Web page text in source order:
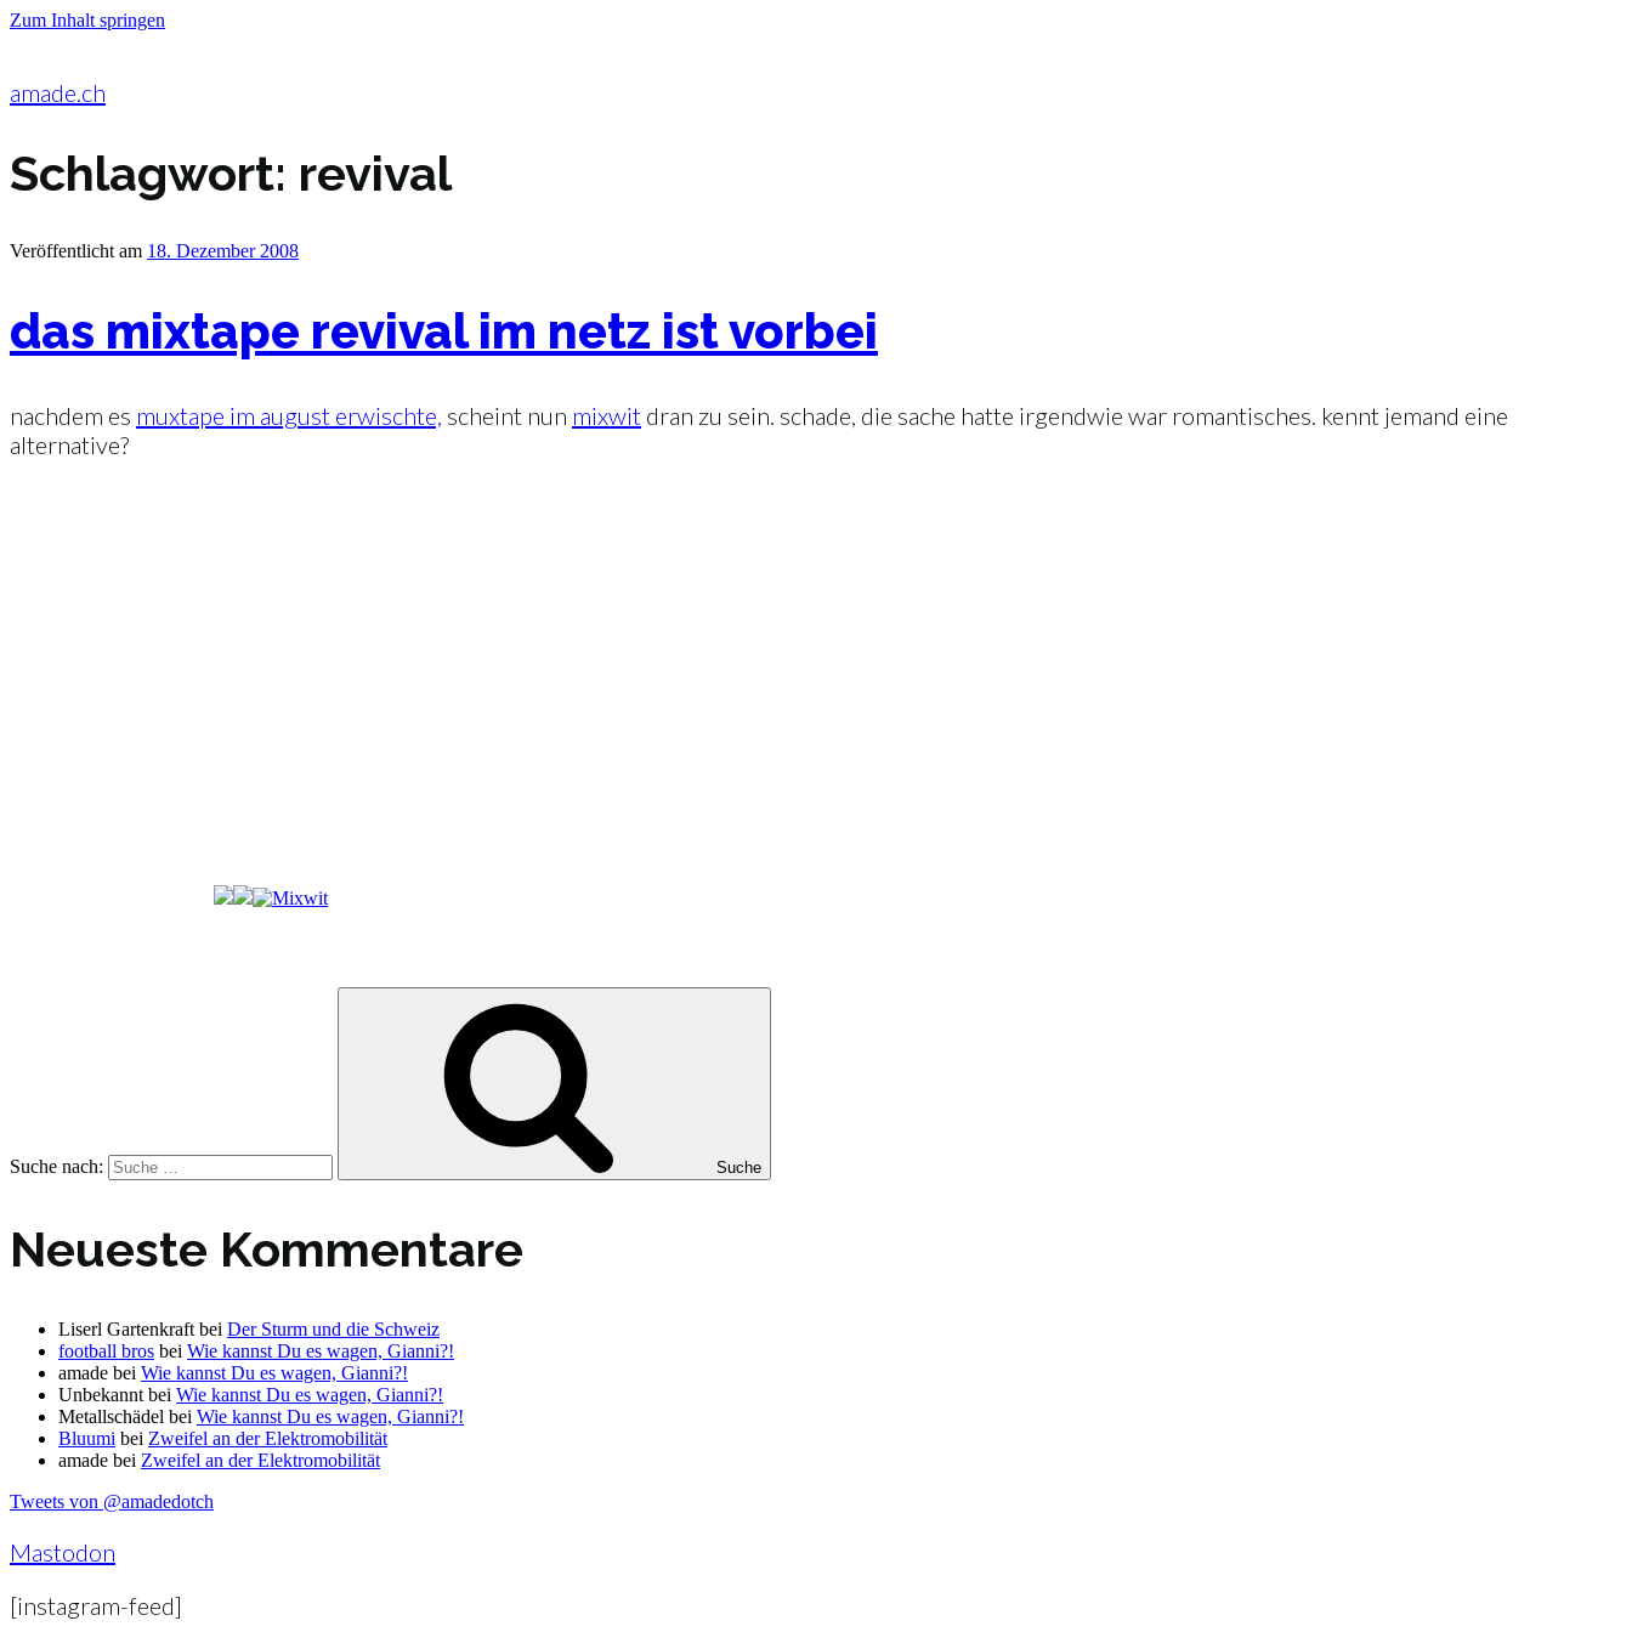
Zum Inhalt springen
amade.ch
Schlagwort: revival
Veröffentlicht am 18. Dezember 2008
das mixtape revival im netz ist vorbei
nachdem es muxtape im august erwischte, scheint nun mixwit dran zu sein. schade, die sache hatte irgendwie war romantisches. kennt jemand eine
alternative?
Suche nach: Suche
Neueste Kommentare
Liserl Gartenkraft bei Der Sturm und die Schweiz
football bros bei Wie kannst Du es wagen, Gianni?!
amade bei Wie kannst Du es wagen, Gianni?!
Unbekannt bei Wie kannst Du es wagen, Gianni?!
Metallschädel bei Wie kannst Du es wagen, Gianni?!
Bluumi bei Zweifel an der Elektromobilität
amade bei Zweifel an der Elektromobilität
Tweets von @amadedotch
Mastodon
[instagram-feed]